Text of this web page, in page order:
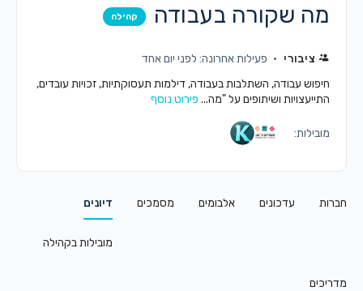
מה שקורה בעבודה קהילה
ציבורי
פעילות אחרונה: לפני יום אחד
חיפוש עבודה, השתלבות בעבודה, דילמות תעסוקתיות, זכויות עובדים,
התייעצויות ושיתופים על "מה... פירוט נוסף
מובילות:
חברות עדכונים אלבומים מסמכים דיונים
מובילות בקהילה
מדריכים